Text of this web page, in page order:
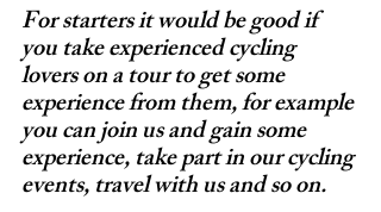
For starters it would be good if
you take experienced cycling
lovers on a tour to get some
experience from them, for example
you can join us and gain some
experience, take part in our cycling
events, travel with us and so on.